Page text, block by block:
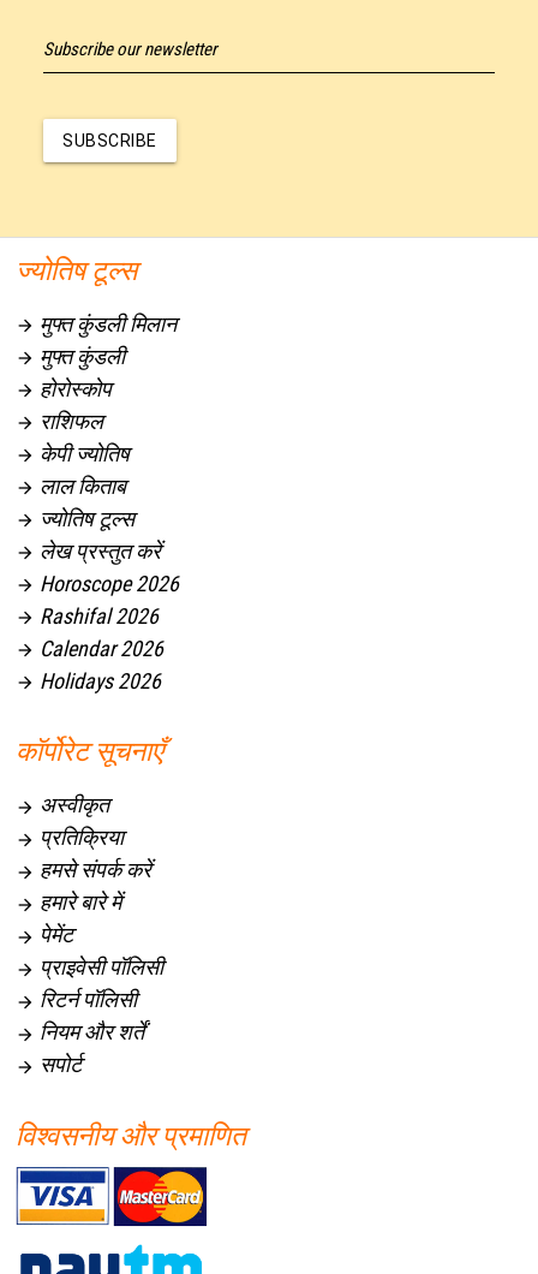
Subscribe our newsletter
SUBSCRIBE
ज्योतिष टूल्स
 मुफ्त कुंडली मिलान
 मुफ्त कुंडली
 होरोस्कोप
 राशिफल
 केपी ज्योतिष
 लाल किताब
 ज्योतिष टूल्स
 लेख प्रस्तुत करें
 Horoscope 2026
 Rashifal 2026
 Calendar 2026
 Holidays 2026
कॉर्पोरेट सूचनाएँ
 अस्वीकृत
 प्रतिक्रिया
 हमसे संपर्क करें
 हमारे बारे में
 पेमेंट
 प्राइवेसी पॉलिसी
 रिटर्न पॉलिसी
 नियम और शर्तें
 सपोर्ट
विश्वसनीय और प्रमाणित